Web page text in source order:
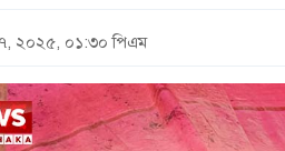
২০২৫, ০১:৩০ পিএম